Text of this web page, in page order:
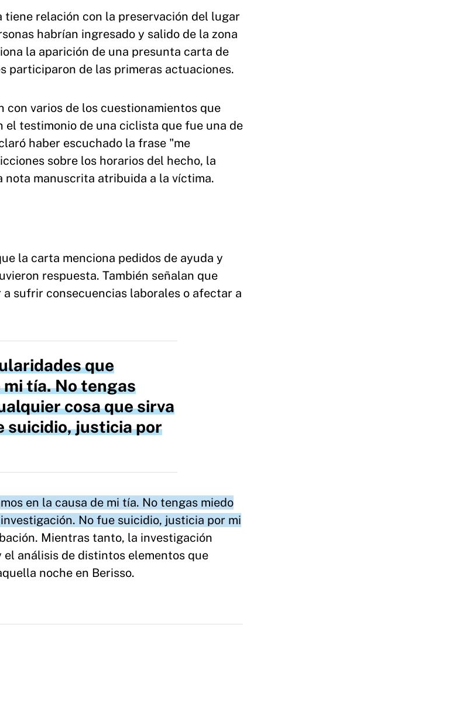
relación con la preservación del lugar
habrían ingresado y salido de la zona
la aparición de una presunta carta de
participaron de las primeras actuaciones.
varios de los cuestionamientos que
testimonio de una ciclista que fue una de
haber escuchado la frase "me
sobre los horarios del hecho, la
manuscrita atribuida a la víctima.
la carta menciona pedidos de ayuda y
respuesta. También señalan que
sufrir consecuencias laborales o afectar a
que
tía. No tengas
cosa que sirva
suicidio, justicia por
en la causa de mi tía. No tengas miedo
No fue suicidio, justicia por mi
Mientras tanto, la investigación
análisis de distintos elementos que
noche en Berisso.